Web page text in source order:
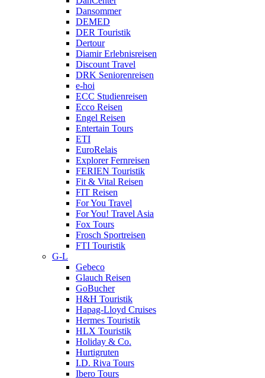
Dansommer
DEMED
DER Touristik
Dertour
Diamir Erlebnisreisen
Discount Travel
DRK Seniorenreisen
e-hoi
ECC Studienreisen
Ecco Reisen
Engel Reisen
Entertain Tours
ETI
EuroRelais
Explorer Fernreisen
FERIEN Touristik
Fit & Vital Reisen
FIT Reisen
For You Travel
For You! Travel Asia
Fox Tours
Frosch Sportreisen
FTI Touristik
G-L
Gebeco
Glauch Reisen
GoBucher
H&H Touristik
Hapag-Lloyd Cruises
Hermes Touristik
HLX Touristik
Holiday & Co.
Hurtigruten
I.D. Riva Tours
Ibero Tours